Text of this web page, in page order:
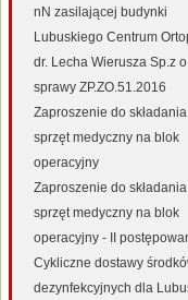
nN zasilającej budynki
Lubuskiego Centrum
dr. Lecha Wierusza Sp.z
sprawy ZP.ZO.51.2016
Zaproszenie do
sprzęt medyczny na blok
operacyjny
Zaproszenie do
sprzęt medyczny na blok
operacyjny - II
Cykliczne dostawy
dezynfekcyjnych dla